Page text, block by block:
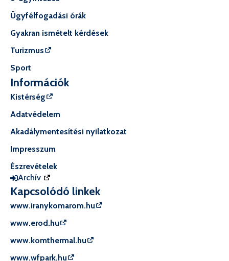
Ügyfélfogadási órák
Gyakran ismételt kérdések
Turizmus
Sport
Információk
Kistérség
Adatvédelem
Akadálymentesítési nyilatkozat
Impresszum
Észrevételek
Archív
Kapcsolódó linkek
www.iranykomarom.hu
www.erod.hu
www.komthermal.hu
www.wfpark.hu